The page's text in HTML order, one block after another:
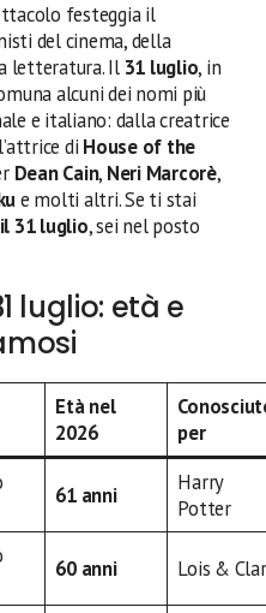
festeggia il
del cinema, della
letteratura. Il 31 luglio, in
alcuni dei nomi più
e italiano: dalla creatrice
di House of the
Dean Cain, Neri Marcorè,
e molti altri. Se ti stai
31 luglio, sei nel posto
luglio: età e
Età nel
2026
per
61 anni
Harry
Potter
60 anni Lois &